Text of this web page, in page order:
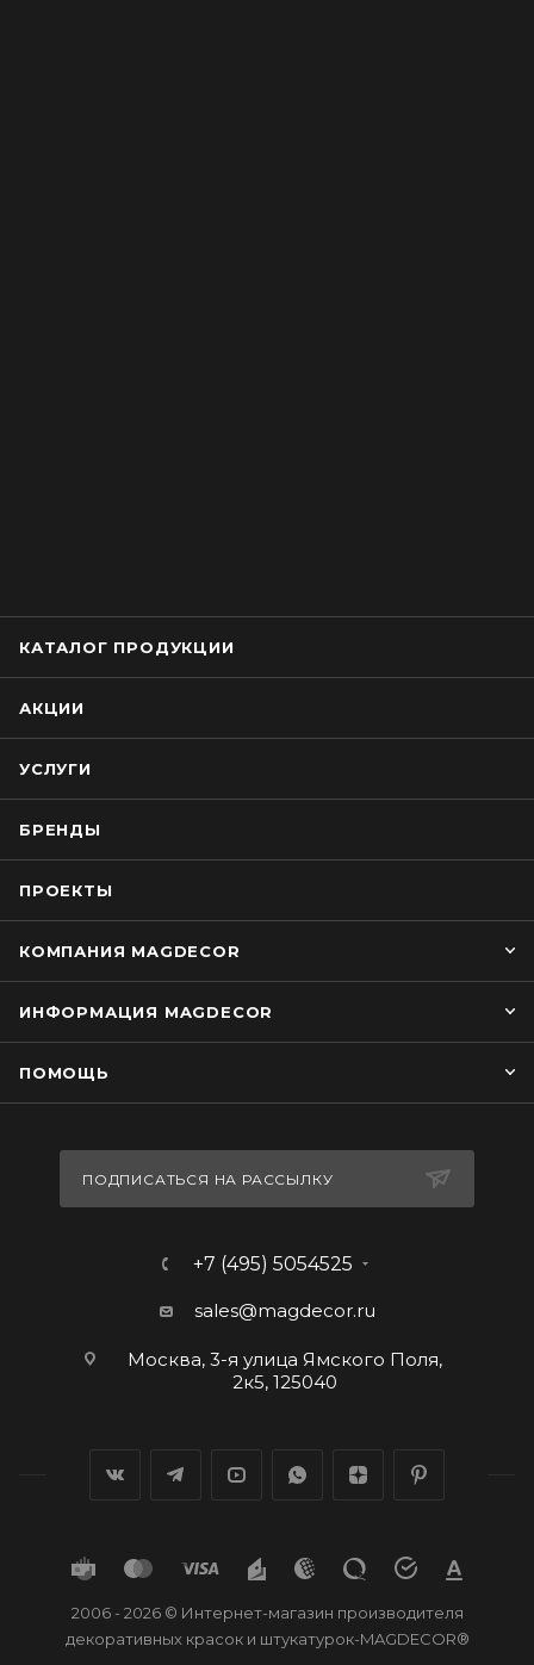
КАТАЛОГ ПРОДУКЦИИ
АКЦИИ
УСЛУГИ
БРЕНДЫ
ПРОЕКТЫ
КОМПАНИЯ MAGDECOR
ИНФОРМАЦИЯ MAGDECOR
ПОМОЩЬ
ПОДПИСАТЬСЯ НА РАССЫЛКУ
+7 (495) 5054525
sales@magdecor.ru
Москва, 3-я улица Ямского Поля,
2к5, 125040
2006 - 2026 © Интернет-магазин производителя
декоративных красок и штукатурок-MAGDECOR®